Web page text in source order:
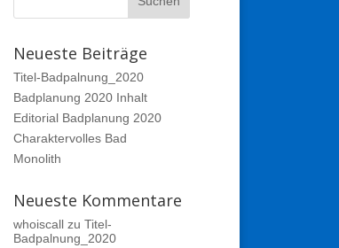
Neueste Beiträge
Titel-Badpalnung_2020
Badplanung 2020 Inhalt
Editorial Badplanung 2020
Charaktervolles Bad
Monolith
Neueste Kommentare
whoiscallzu Titel-
Badpalnung_2020